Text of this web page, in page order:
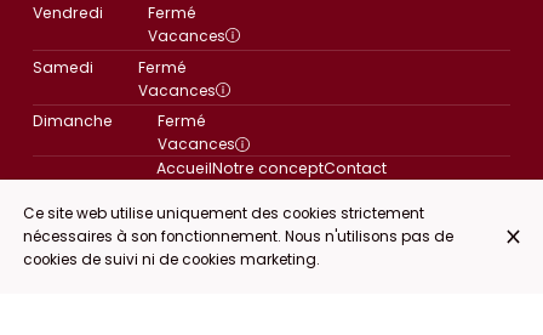
Vendredi
Fermé
Vacances
Samedi
Fermé
Vacances
Dimanche
Fermé
Vacances
AccueilNotre conceptContact
© Au Petit Fourneau 2026
Ce site web utilise uniquement des cookies strictement
nécessaires à son fonctionnement. Nous n'utilisons pas de
cookies de suivi ni de cookies marketing.